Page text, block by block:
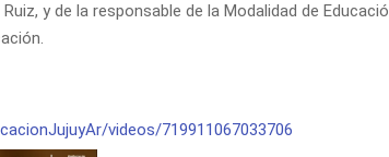
y de la responsable de la Modalidad de
videos/719911067033706